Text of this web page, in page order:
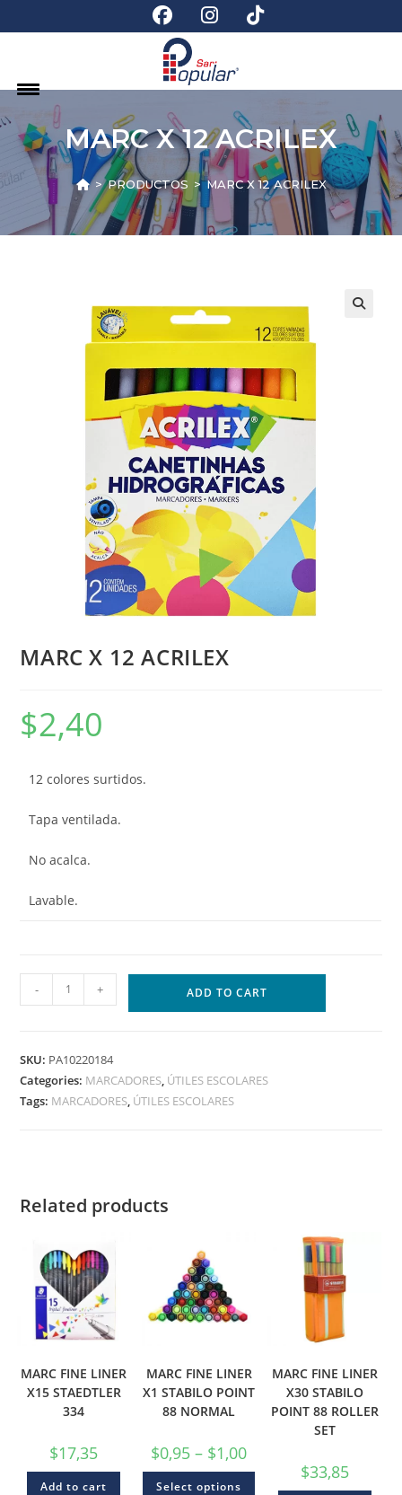
MARC X 12 ACRILEX
> PRODUCTOS > MARC X 12 ACRILEX
MARC X 12 ACRILEX
$2,40
12 colores surtidos.
Tapa ventilada.
No acalca.
Lavable.
- + ADD TO CART
SKU: PA10220184
Categories: MARCADORES, ÚTILES ESCOLARES
Tags: MARCADORES, ÚTILES ESCOLARES
Related products
MARC FINE LINER
X15 STAEDTLER
334
$17,35
Add to cart
MARC FINE LINER
X1 STABILO POINT
88 NORMAL
$0,95 – $1,00
Select options
MARC FINE LINER
X30 STABILO
POINT 88 ROLLER
SET
$33,85